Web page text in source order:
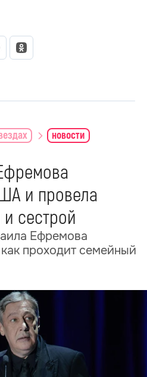
новости
и провела
сестрой
Ефремова
проходит семейный